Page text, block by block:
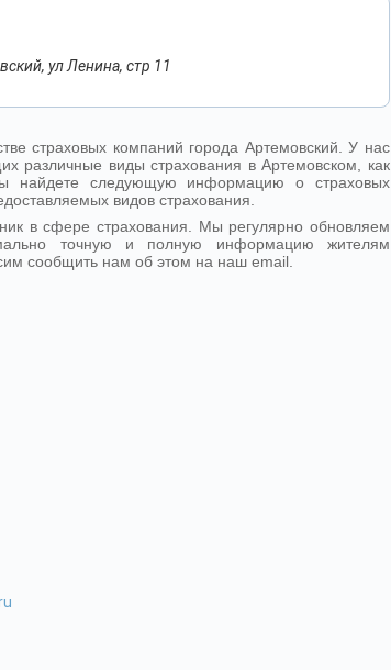
ул Ленина, стр 11
страховых компаний города Артемовский. У нас
различные виды страхования в Артемовском, как
найдете следующую информацию о страховых
видов страхования.
в сфере страхования. Мы регулярно обновляем
точную и полную информацию жителям
сообщить нам об этом на наш email.